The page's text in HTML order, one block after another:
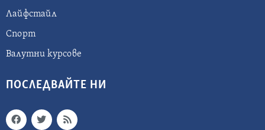
Лайфстайл
Спорт
Валутни курсове
ПОСЛЕДВАЙТЕ НИ